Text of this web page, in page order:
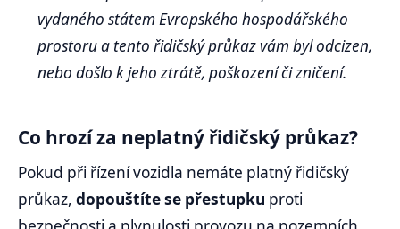
vydaného státem Evropského hospodářského
prostoru a tento řidičský průkaz vám byl odcizen,
nebo došlo k jeho ztrátě, poškození či zničení.
Co hrozí za neplatný řidičský průkaz?
Pokud při řízení vozidla nemáte platný řidičský
průkaz, dopouštíte se přestupku proti